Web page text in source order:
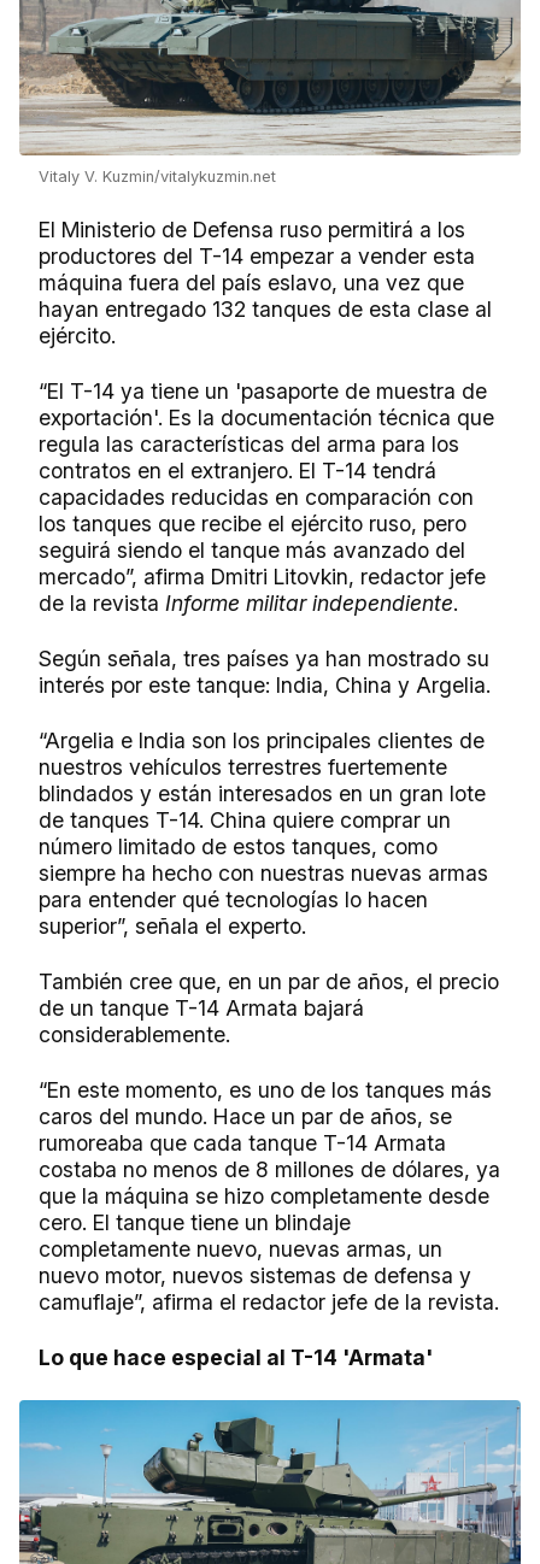
Vitaly V. Kuzmin/vitalykuzmin.net
El Ministerio de Defensa ruso permitirá a los
productores del T-14 empezar a vender esta
máquina fuera del país eslavo, una vez que
hayan entregado 132 tanques de esta clase al
ejército.
“El T-14 ya tiene un 'pasaporte de muestra de
exportación'. Es la documentación técnica que
regula las características del arma para los
contratos en el extranjero. El T-14 tendrá
capacidades reducidas en comparación con
los tanques que recibe el ejército ruso, pero
seguirá siendo el tanque más avanzado del
mercado”, afirma Dmitri Litovkin, redactor jefe
de la revista Informe militar independiente.
Según señala, tres países ya han mostrado su
interés por este tanque: India, China y Argelia.
“Argelia e India son los principales clientes de
nuestros vehículos terrestres fuertemente
blindados y están interesados en un gran lote
de tanques T-14. China quiere comprar un
número limitado de estos tanques, como
siempre ha hecho con nuestras nuevas armas
para entender qué tecnologías lo hacen
superior”, señala el experto.
También cree que, en un par de años, el precio
de un tanque T-14 Armata bajará
considerablemente.
“En este momento, es uno de los tanques más
caros del mundo. Hace un par de años, se
rumoreaba que cada tanque T-14 Armata
costaba no menos de 8 millones de dólares, ya
que la máquina se hizo completamente desde
cero. El tanque tiene un blindaje
completamente nuevo, nuevas armas, un
nuevo motor, nuevos sistemas de defensa y
camuflaje”, afirma el redactor jefe de la revista.
Lo que hace especial al T-14 'Armata'